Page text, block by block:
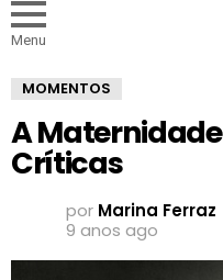
Menu
MOMENTOS
A
Críticas
por Marina Ferraz
9 anos ago